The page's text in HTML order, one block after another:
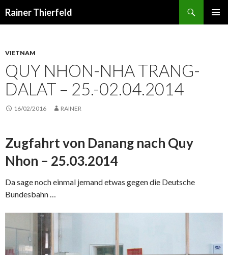
Rainer Thierfeld
VIETNAM
QUY NHON-NHA TRANG-
DALAT – 25.-02.04.2014
16/02/2016 RAINER
Zugfahrt von Danang nach Quy
Nhon – 25.03.2014
Da sage noch einmal jemand etwas gegen die Deutsche
Bundesbahn …